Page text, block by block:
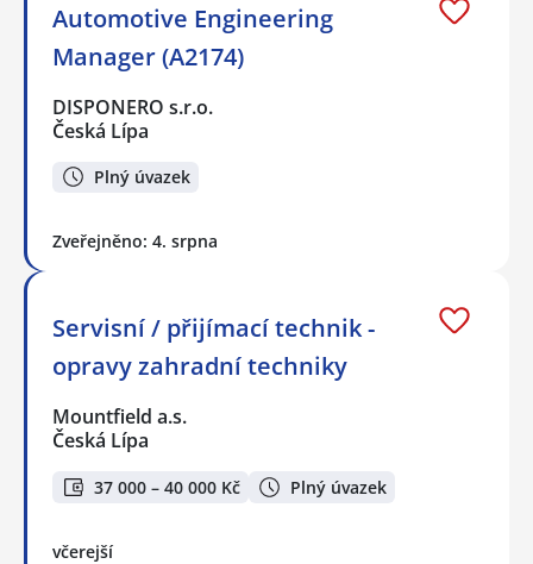
Automotive Engineering
Manager (A2174)
DISPONERO s.r.o.
Česká Lípa
Plný úvazek
Zveřejněno: 4. srpna
Servisní / přijímací technik -
opravy zahradní techniky
Mountfield a.s.
Česká Lípa
37 000 – 40 000 Kč Plný úvazek
včerejší